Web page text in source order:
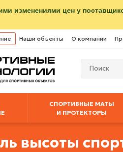
изменениями цен у
Наши объекты О компании
СПОРТИВНЫЕ МАТЫ
И ПРОТЕКТОРЫ
высоты